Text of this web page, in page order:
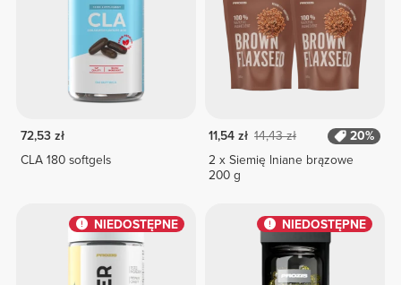
72,53 zł
CLA 180 softgels
11,54 zł 14,43 zł
20%
2 x Siemię lniane brązowe
200 g
NIEDOSTĘPNE NIEDOSTĘPNE